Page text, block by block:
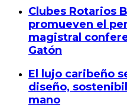
Clubes Rotarios
promueven el
magistral
Gatón
El lujo caribeño
diseño,
mano